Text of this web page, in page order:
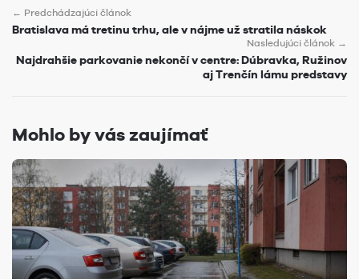
← Predchádzajúci článok
Bratislava má tretinu trhu, ale v nájme už stratila náskok
Nasledujúci článok →
Najdrahšie parkovanie nekončí v centre: Dúbravka, Ružinov
aj Trenčín lámu predstavy
Mohlo by vás zaujímať